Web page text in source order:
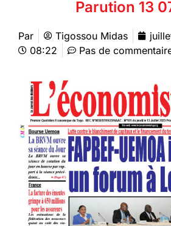
Parution 13
Par Tigossou Midas
08:22
Pas de